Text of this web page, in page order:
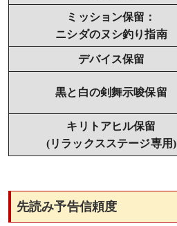
ミッション保留：
ニシダのヌシ釣り指南
デバイス保留
黒と白の剣舞示唆保留
キリトアヒル保留
(リラックスステージ専用)
先読み予告信頼度